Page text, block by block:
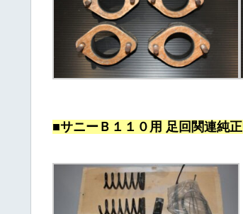
■サニーＢ１１０用 足回関連純